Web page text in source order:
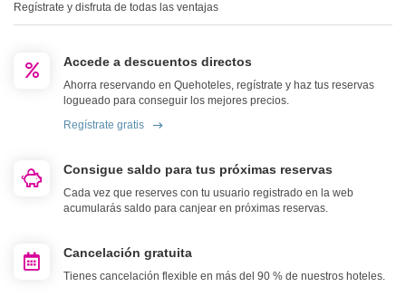
Regístrate y disfruta de todas las ventajas
Accede a descuentos directos
Ahorra reservando en Quehoteles, regístrate y haz tus reservas
logueado para conseguir los mejores precios.
Regístrate gratis
Consigue saldo para tus próximas reservas
Cada vez que reserves con tu usuario registrado en la web
acumularás saldo para canjear en próximas reservas.
Cancelación gratuita
Tienes cancelación flexible en más del 90 % de nuestros hoteles.